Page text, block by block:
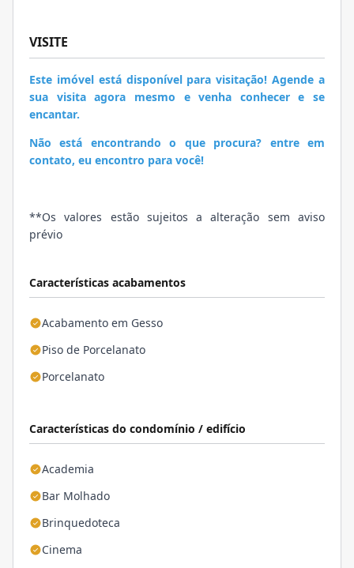
Características acabamentos
Acabamento em Gesso
Piso de Porcelanato
Porcelanato
Características do condomínio / edifício
Academia
Bar Molhado
Brinquedoteca
Cinema
VISITE
Este imóvel está disponível para visitação! Agende a
sua visita agora mesmo e venha conhecer e se
encantar.
Não está encontrando o que procura? entre em
contato, eu encontro para você!
**Os valores estão sujeitos a alteração sem aviso
prévio